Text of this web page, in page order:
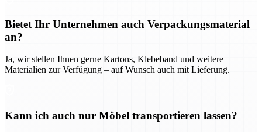
Bietet Ihr Unternehmen auch Verpackungsmaterial
an?
Ja, wir stellen Ihnen gerne Kartons, Klebeband und weitere
Materialien zur Verfügung – auf Wunsch auch mit Lieferung.
Kann ich auch nur Möbel transportieren lassen?